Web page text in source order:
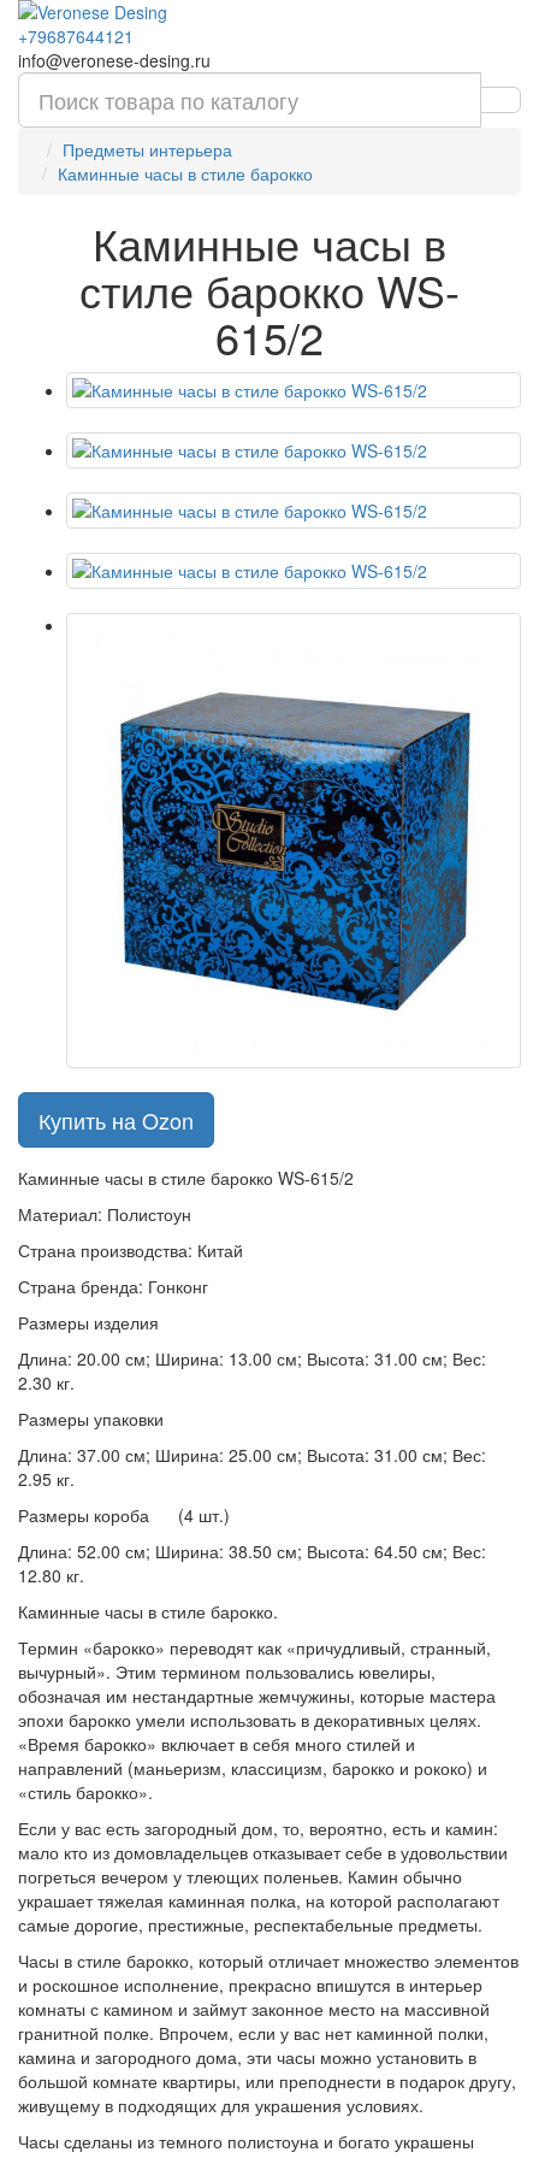
+79687644121
info@veronese-desing.ru
Предметы интерьера
Каминные часы в стиле барокко
Каминные часы в
стиле барокко WS-
615/2
Купить на Ozon
Каминные часы в стиле барокко WS-615/2
Материал: Полистоун
Страна производства: Китай
Страна бренда: Гонконг
Размеры изделия
Длина: 20.00 см; Ширина: 13.00 см; Высота: 31.00 см; Вес:
2.30 кг.
Размеры упаковки
Длина: 37.00 см; Ширина: 25.00 см; Высота: 31.00 см; Вес:
2.95 кг.
Размеры короба (4 шт.)
Длина: 52.00 см; Ширина: 38.50 см; Высота: 64.50 см; Вес:
12.80 кг.
Каминные часы в стиле барокко.
Термин «барокко» переводят как «причудливый, странный,
вычурный». Этим термином пользовались ювелиры,
обозначая им нестандартные жемчужины, которые мастера
эпохи барокко умели использовать в декоративных целях.
«Время барокко» включает в себя много стилей и
направлений (маньеризм, классицизм, барокко и рококо) и
«стиль барокко».
Если у вас есть загородный дом, то, вероятно, есть и камин:
мало кто из домовладельцев отказывает себе в удовольствии
погреться вечером у тлеющих поленьев. Камин обычно
украшает тяжелая каминная полка, на которой располагают
самые дорогие, престижные, респектабельные предметы.
Часы в стиле барокко, который отличает множество элементов
и роскошное исполнение, прекрасно впишутся в интерьер
комнаты с камином и займут законное место на массивной
гранитной полке. Впрочем, если у вас нет каминной полки,
камина и загородного дома, эти часы можно установить в
большой комнате квартиры, или преподнести в подарок другу,
живущему в подходящих для украшения условиях.
Часы сделаны из темного полистоуна и богато украшены